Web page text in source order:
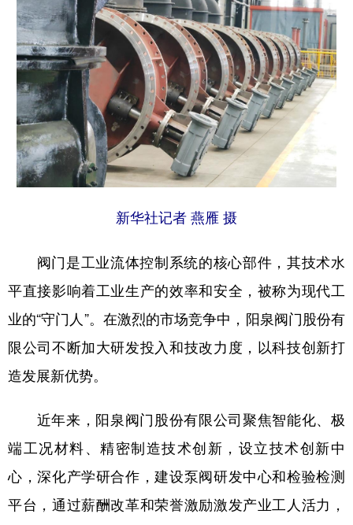
新华社记者 燕雁 摄
阀门是工业流体控制系统的核心部件，其技术水
平直接影响着工业生产的效率和安全，被称为现代工
业的“守门人”。在激烈的市场竞争中，阳泉阀门股份有
限公司不断加大研发投入和技改力度，以科技创新打
造发展新优势。
近年来，阳泉阀门股份有限公司聚焦智能化、极
端工况材料、精密制造技术创新，设立技术创新中
心，深化产学研合作，建设泵阀研发中心和检验检测
平台，通过薪酬改革和荣誉激励激发产业工人活力，